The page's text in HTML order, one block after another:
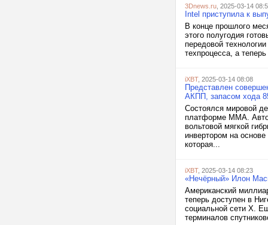
3Dnews.ru , 2025-03-14
Intel приступила к
В конце прошлого
этого полугодия
передовой
техпроцесса, а
iXBT, 2025-03-14 08:08
Представлен
АКПП, запасом хода
Состоялся мировой
платформе MMA.
вольтовой мягкой
инвертором на
которая...
iXBT, 2025-03-14 08:23
«Нечёрный» Илон
Американский
теперь доступен в
социальной сети X.
терминалов